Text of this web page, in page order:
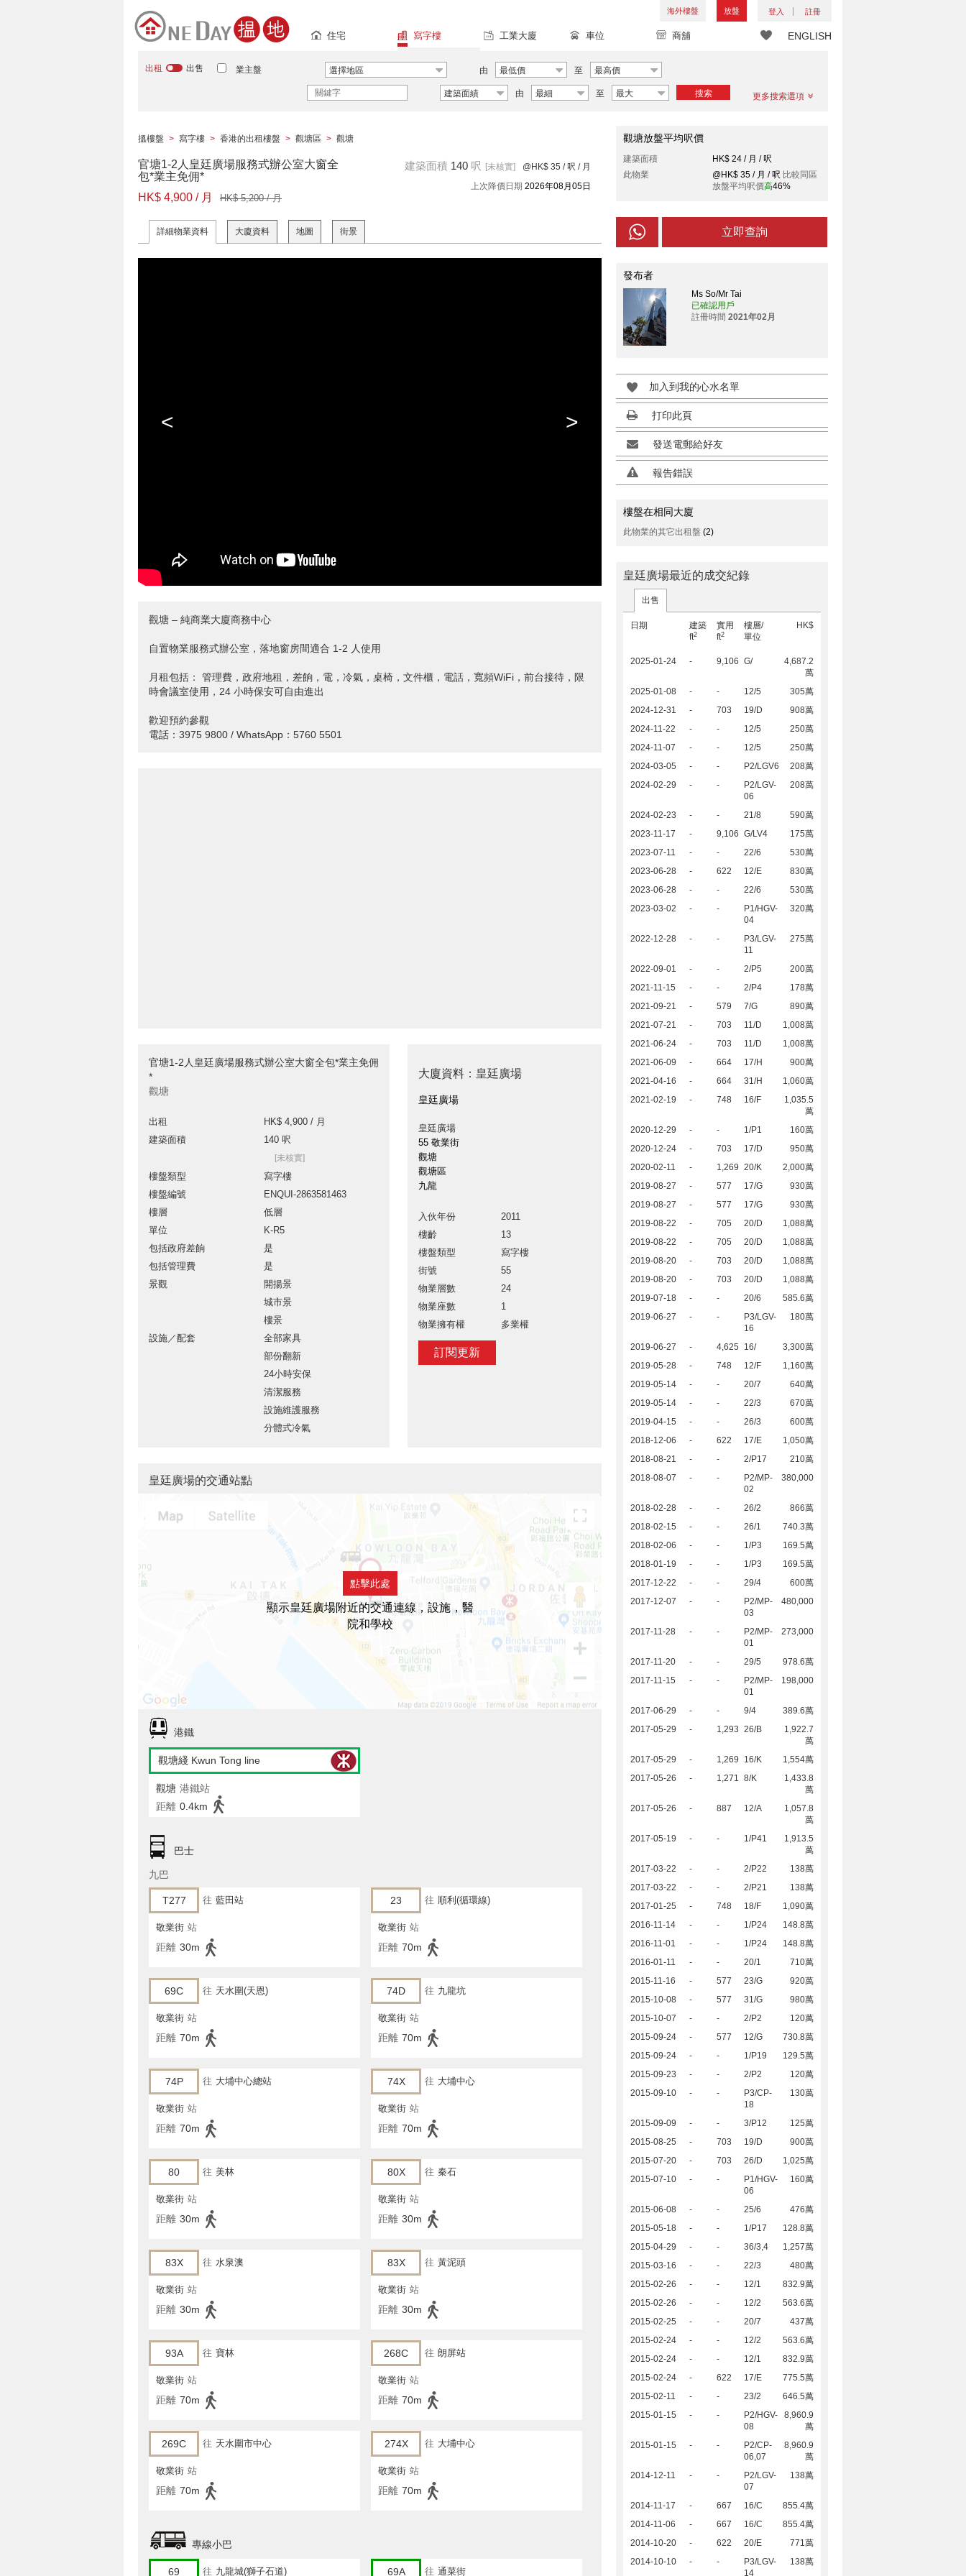
海外樓盤 放盤 登入 註冊
ENGLISH
住宅 寫字樓 工業大廈 車位 商舖
出租 出售 業主盤 選擇地區 由 最低價 至 最高價
建築面績 由 最細 至 最大 搜索 更多搜索選項
搵樓盤 > 寫字樓 > 香港的出租樓盤 > 觀塘區 > 觀塘
官塘1-2人皇廷廣場服務式辦公室大窗全
包*業主免佣*
HK$ 4,900 / 月
HK$ 5,200 / 月
建築面積 140 呎 [未核實] @HK$ 35 / 呎 / 月
上次降價日期 2026年08月05日
詳細物業資料 大廈資料 地圖 街景
< >
觀塘 – 純商業大廈商務中心
自置物業服務式辦公室，落地窗房間適合 1-2 人使用
月租包括： 管理費，政府地租，差餉，電，冷氣，桌椅，文件櫃，電話，寬頻WiFi，前台接待，限
時會議室使用，24 小時保安可自由進出
歡迎預約參觀
電話：3975 9800 / WhatsApp：5760 5501
官塘1-2人皇廷廣場服務式辦公室大窗全包*業主免佣
*
觀塘
出租
HK$ 4,900 / 月
建築面積
140 呎
[未核實]
樓盤類型
寫字樓
樓盤編號
ENQUI-2863581463
樓層
低層
單位
K-R5
包括政府差餉
是
包括管理費
是
景觀
開揚景
城市景
樓景
設施／配套
全部家具
部份翻新
24小時安保
清潔服務
設施維護服務
分體式冷氣
大廈資料：皇廷廣場
皇廷廣場
皇廷廣場
55 敬業街
觀塘
觀塘區
九龍
入伙年份
2011
樓齡
13
樓盤類型
寫字樓
街號
55
物業層數
24
物業座數
1
物業擁有權
多業權
訂閱更新
觀塘放盤平均呎價
建築面積
HK$ 24 / 月 / 呎
此物業
@HK$ 35 / 月 / 呎 比較同區
放盤平均呎價高46%
立即查詢
發布者
Ms So/Mr Tai
已確認用戶
註冊時間 2021年02月
加入到我的心水名單
打印此頁
發送電郵給好友
報告錯誤
樓盤在相同大廈
此物業的其它出租盤 (2)
皇廷廣場最近的成交紀錄
出售
日期
建築
ft2
實用
ft2
樓層/
單位
HK$
2025-01-24 - 9,106 G/
4,687.2
萬
2025-01-08
- - 12/5
305萬
2024-12-31
- 703 19/D
908萬
2024-11-22
- - 12/5
250萬
2024-11-07
- - 12/5
250萬
2024-03-05
- - P2/LGV6
208萬
2024-02-29
- -
P2/LGV-
06
208萬
2024-02-23 - - 21/8
590萬
2023-11-17
- 9,106 G/LV4
175萬
2023-07-11
- - 22/6
530萬
2023-06-28
- 622 12/E
830萬
2023-06-28
- - 22/6
530萬
2023-03-02
- -
P1/HGV-
04
320萬
2022-12-28 - -
P3/LGV-
11
275萬
2022-09-01 - - 2/P5
200萬
2021-11-15
- - 2/P4
178萬
2021-09-21
- 579 7/G
890萬
2021-07-21
- 703 11/D
1,008萬
2021-06-24
- 703 11/D
1,008萬
2021-06-09
- 664 17/H
900萬
2021-04-16
- 664 31/H
1,060萬
2021-02-19
- 748 16/F
1,035.5
萬
2020-12-29
- - 1/P1
160萬
2020-12-24
- 703 17/D
950萬
2020-02-11
- 1,269 20/K
2,000萬
2019-08-27
- 577 17/G
930萬
2019-08-27
- 577 17/G
930萬
2019-08-22
- 705 20/D
1,088萬
2019-08-22
- 705 20/D
1,088萬
2019-08-20
- 703 20/D
1,088萬
2019-08-20
- 703 20/D
1,088萬
2019-07-18
- - 20/6
585.6萬
2019-06-27
- -
P3/LGV-
16
180萬
2019-06-27 - 4,625 16/
3,300萬
2019-05-28
- 748 12/F
1,160萬
2019-05-14
- - 20/7
640萬
2019-05-14
- - 22/3
670萬
2019-04-15
- - 26/3
600萬
2018-12-06
- 622 17/E
1,050萬
2018-08-21
- - 2/P17
210萬
2018-08-07
- -
P2/MP-
02
380,000
2018-02-28 - - 26/2
866萬
2018-02-15
- - 26/1
740.3萬
2018-02-06
- - 1/P3
169.5萬
2018-01-19
- - 1/P3
169.5萬
2017-12-22
- - 29/4
600萬
2017-12-07
- -
P2/MP-
03
480,000
2017-11-28 - -
P2/MP-
01
273,000
2017-11-20 - - 29/5
978.6萬
2017-11-15
- -
P2/MP-
01
198,000
2017-06-29 - - 9/4
389.6萬
2017-05-29
- 1,293 26/B
1,922.7
萬
2017-05-29
- 1,269 16/K
1,554萬
2017-05-26
- 1,271 8/K
1,433.8
萬
2017-05-26
- 887 12/A
1,057.8
萬
2017-05-19
- - 1/P41
1,913.5
萬
2017-03-22
- - 2/P22
138萬
2017-03-22
- - 2/P21
138萬
2017-01-25
- 748 18/F
1,090萬
2016-11-14
- - 1/P24
148.8萬
2016-11-01
- - 1/P24
148.8萬
2016-01-11
- - 20/1
710萬
2015-11-16
- 577 23/G
920萬
2015-10-08
- 577 31/G
980萬
2015-10-07
- - 2/P2
120萬
2015-09-24
- 577 12/G
730.8萬
2015-09-24
- - 1/P19
129.5萬
2015-09-23
- - 2/P2
120萬
2015-09-10
- -
P3/CP-
18
130萬
2015-09-09 - - 3/P12
125萬
2015-08-25
- 703 19/D
900萬
2015-07-20
- 703 26/D
1,025萬
2015-07-10
- -
P1/HGV-
06
160萬
2015-06-08 - - 25/6
476萬
2015-05-18
- - 1/P17
128.8萬
2015-04-29
- - 36/3,4
1,257萬
2015-03-16
- - 22/3
480萬
2015-02-26
- - 12/1
832.9萬
2015-02-26
- - 12/2
563.6萬
2015-02-25
- - 20/7
437萬
2015-02-24
- - 12/2
563.6萬
2015-02-24
- - 12/1
832.9萬
2015-02-24
- 622 17/E
775.5萬
2015-02-11
- - 23/2
646.5萬
2015-01-15
- -
P2/HGV-
08
8,960.9
萬
2015-01-15
- -
P2/CP-
06,07
8,960.9
萬
2014-12-11
- -
P2/LGV-
07
138萬
2014-11-17 - 667 16/C
855.4萬
2014-11-06
- 667 16/C
855.4萬
2014-10-20
- 622 20/E
771萬
2014-10-10
- -
P3/LGV-
14
138萬
皇廷廣場的交通站點
點擊此處
顯示皇廷廣場附近的交通連線，設施，醫
院和學校
港鐵
觀塘綫 Kwun Tong line
觀塘 港鐵站
距離 0.4km
巴士
九巴
T277 往 藍田站
敬業街 站
距離 30m
23 往 順利(循環線)
敬業街 站
距離 70m
69C 往 天水圍(天恩)
敬業街 站
距離 70m
74D 往 九龍坑
敬業街 站
距離 70m
74P 往 大埔中心總站
敬業街 站
距離 70m
74X 往 大埔中心
敬業街 站
距離 70m
80 往 美林
敬業街 站
距離 30m
80X 往 秦石
敬業街 站
距離 30m
83X 往 水泉澳
敬業街 站
距離 30m
83X 往 黃泥頭
敬業街 站
距離 30m
93A 往 寶林
敬業街 站
距離 70m
268C 往 朗屏站
敬業街 站
距離 70m
269C 往 天水圍市中心
敬業街 站
距離 70m
274X 往 大埔中心
敬業街 站
距離 70m
專線小巴
69 往 九龍城(獅子石道) 69A 往 通菜街